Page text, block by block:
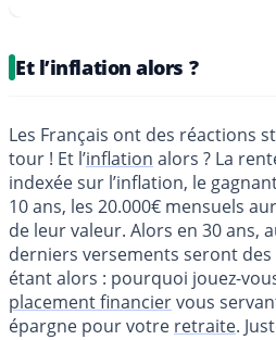
Et l’inflation alors ?
Les Français ont des réactions
tour ! Et l’inflation alors ? La
indexée sur l’inflation, le
10 ans, les 20.000€ mensuels
de leur valeur. Alors en 30 ans,
derniers versements seront
étant alors : pourquoi jouez-
placement financiervous
épargne pour votre retraite.